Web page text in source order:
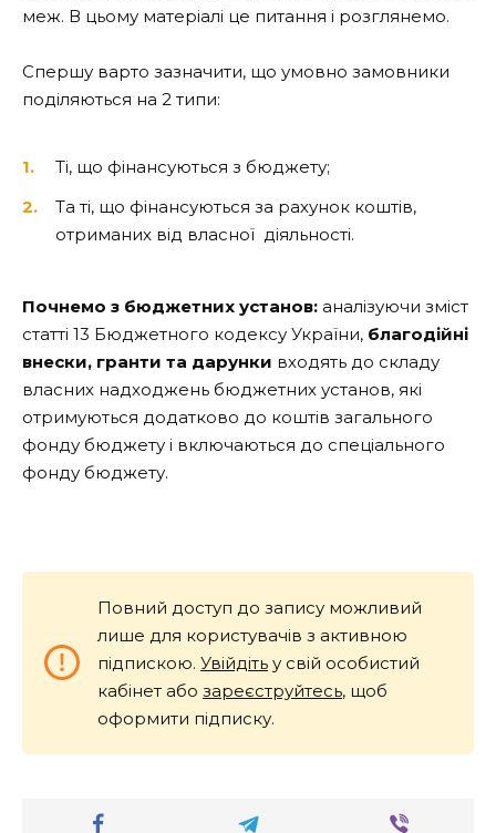
меж. В цьому матеріалі це питання і розглянемо.
Спершу варто зазначити, що умовно замовники
поділяються на 2 типи:
Ті, що фінансуються з бюджету;
Та ті, що фінансуються за рахунок коштів,
отриманих від власної діяльності.
Почнемо з бюджетних установ: аналізуючи зміст
статті 13 Бюджетного кодексу України, благодійні
внески, гранти та дарунки входять до складу
власних надходжень бюджетних установ, які
отримуються додатково до коштів загального
фонду бюджету і включаються до спеціального
фонду бюджету.
Повний доступ до запису можливий
лише для користувачів з активною
підпискою. Увійдіть у свій особистий
кабінет або зареєструйтесь, щоб
оформити підписку.